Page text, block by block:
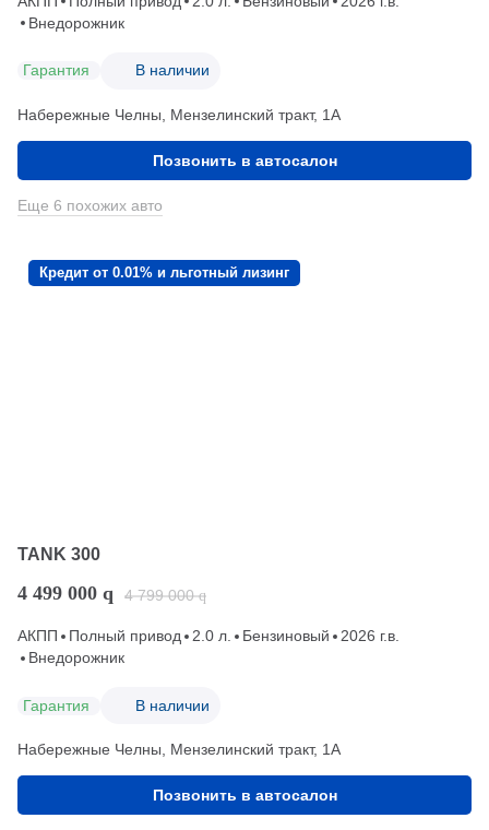
Внедорожник
Гарантия В наличии
Набережные Челны, Мензелинский тракт, 1А
Позвонить в автосалон
Еще 6 похожих авто
Кредит от 0.01% и льготный лизинг
TANK 300
4 499 000 q 4 799 000 q
АКПП Полный привод 2.0 л. Бензиновый
2026 г.в.
Внедорожник
Гарантия В наличии
Набережные Челны, Мензелинский тракт, 1А
Позвонить в автосалон